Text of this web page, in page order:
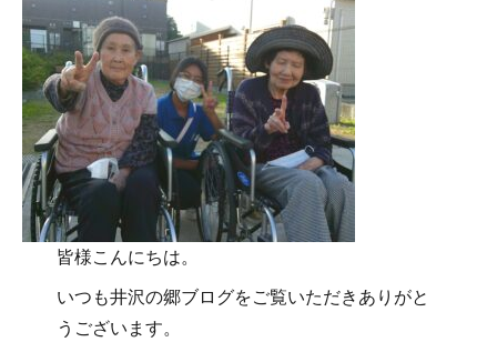
皆様こんにちは。
いつも井沢の郷ブログをご覧いただきありがと
うございます。